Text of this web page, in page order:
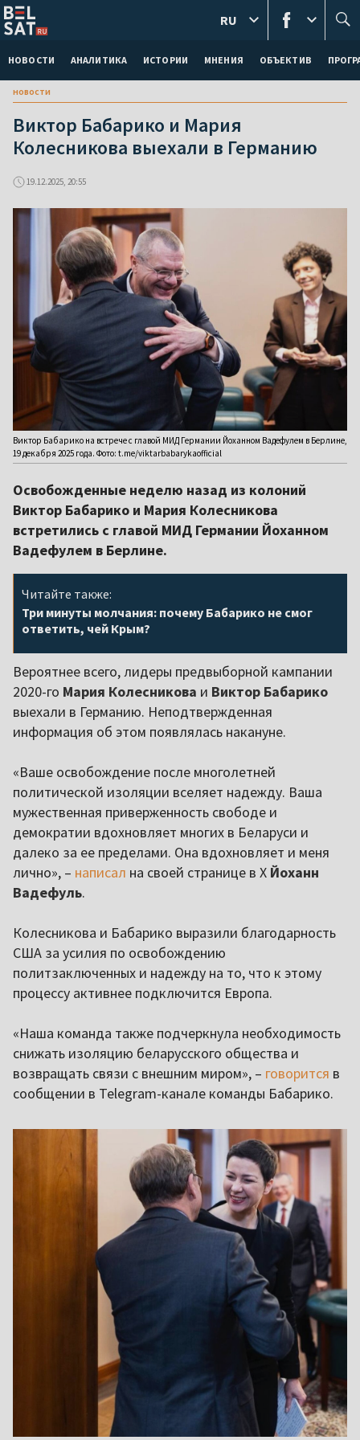
НОВОСТИ АНАЛИТИКА ИСТОРИИ МНЕНИЯ ОБЪЕКТИВ
RU
новости
Виктор Бабарико и Мария
Колесникова выехали в Германию
19.12.2025, 20:55
Виктор Бабарико на встрече с главой МИД Германии Йоханном Вадефулем в Берлине,
19 декабря 2025 года. Фото: t.me/viktarbabarykaofficial
Освобожденные неделю назад из колоний
Виктор Бабарико и Мария Колесникова
встретились с главой МИД Германии Йоханном
Вадефулем в Берлине.
Читайте также:
Три минуты молчания: почему Бабарико не смог
ответить, чей Крым?
Вероятнее всего, лидеры предвыборной кампании
2020-го Мария Колесникова и Виктор Бабарико
выехали в Германию. Неподтвержденная
информация об этом появлялась накануне.
«Ваше освобождение после многолетней
политической изоляции вселяет надежду. Ваша
мужественная приверженность свободе и
демократии вдохновляет многих в Беларуси и
далеко за ее пределами. Она вдохновляет и меня
лично», – написал на своей странице в Х Йоханн
Вадефуль.
Колесникова и Бабарико выразили благодарность
США за усилия по освобождению
политзаключенных и надежду на то, что к этому
процессу активнее подключится Европа.
«Наша команда также подчеркнула необходимость
снижать изоляцию беларусского общества и
возвращать связи с внешним миром», – говорится в
сообщении в Telegram-канале команды Бабарико.